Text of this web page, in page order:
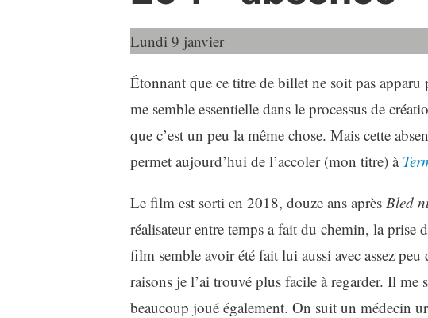
Lundi 9 janvier
Étonnant que ce titre de billet ne soit pas apparu
me semble essentielle dans le processus de
que c’est un peu la même chose. Mais cette
permet aujourd’hui de l’accoler (mon titre) à
Le film est sorti en 2018, douze ans après Bled
réalisateur entre temps a fait du chemin, la prise
film semble avoir été fait lui aussi avec assez
raisons je l’ai trouvé plus facile à regarder. Il me
beaucoup joué également. On suit un médecin